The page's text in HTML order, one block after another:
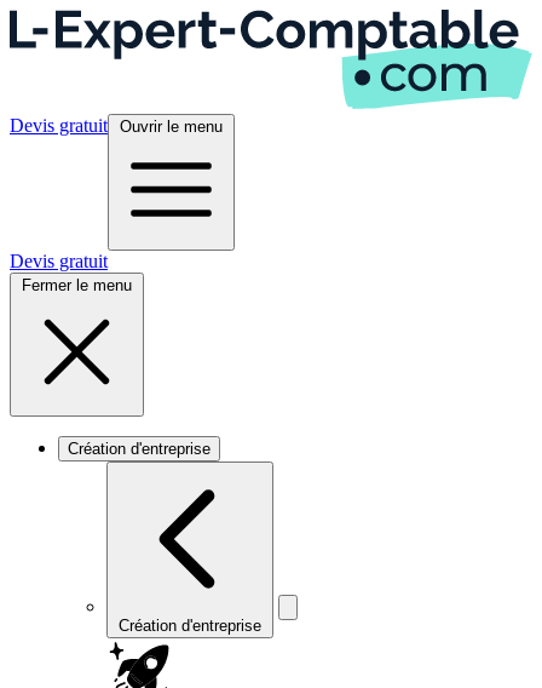
Devis gratuit Ouvrir le menu
Devis gratuit
Fermer le menu
Création d'entreprise
Création d'entreprise